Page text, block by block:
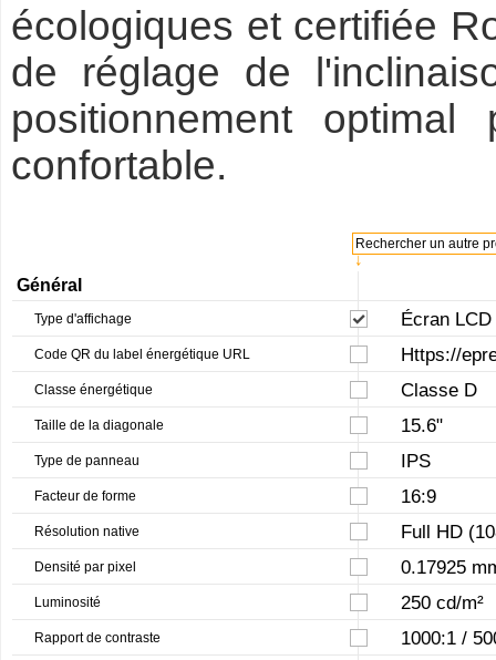
écologiques et certifiée
de réglage de
positionnement
confortable.
↓
Rechercher un autre
Général
Type d'affichage Écran
Code QR du label énergétique URL Https://
Classe énergétique Classe D
Taille de la diagonale 15.6"
Type de panneau IPS
Facteur de forme 16:9
Résolution native Full HD
Densité par pixel 0.17925
Luminosité 250 cd/m²
Rapport de contraste 1000:1 /